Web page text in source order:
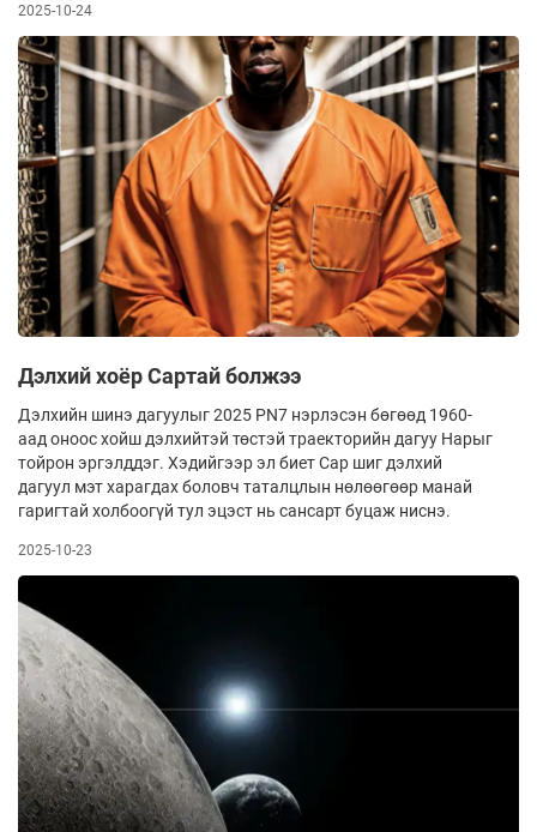
2025-10-24
Дэлхий хоёр Сартай болжээ
Дэлхийн шинэ дагуулыг 2025 PN7 нэрлэсэн бөгөөд 1960-
аад оноос хойш дэлхийтэй төстэй траекторийн дагуу Нарыг
тойрон эргэлддэг. Хэдийгээр эл биет Сар шиг дэлхий
дагуул мэт харагдах боловч таталцлын нөлөөгөөр манай
гаригтай холбоогүй тул эцэст нь сансарт буцаж ниснэ.
2025-10-23